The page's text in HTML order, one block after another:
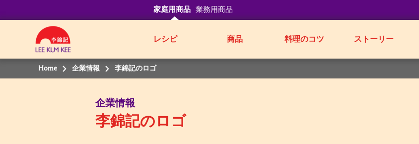
家庭用商品 業務用商品
レシピ 商品 料理のコツ ストーリー
Home 企業情報 李錦記のロゴ
企業情報
李錦記のロゴ